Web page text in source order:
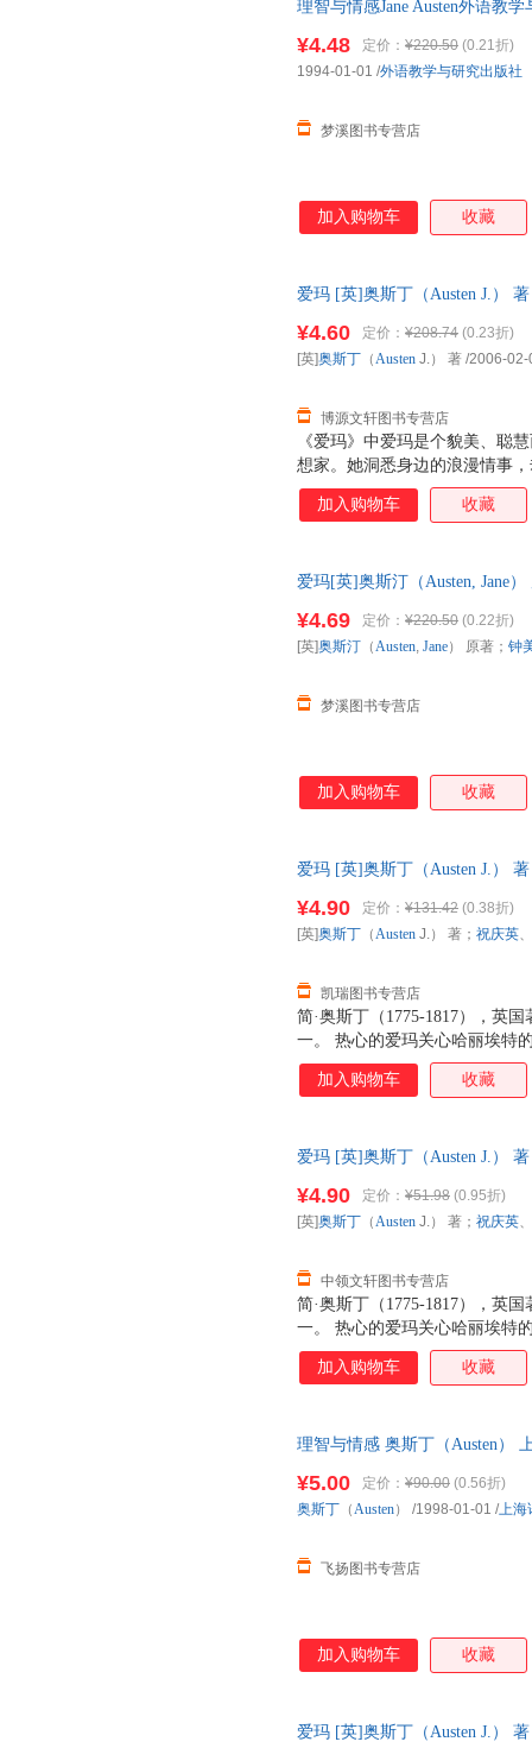
理智与情感Jane Austen外语教
¥4.48 定价： ¥220.50 (0.21折)
梦溪图书专营店
1994-01-01 /外语教学与研究出版社
加入购物车 收藏
爱玛 [英]奥斯丁（Austen J.）
《爱玛》中爱玛是个貌美、聪
想家。她洞悉身边的浪漫情事
自作主张为孤女哈丽雅特导演
爱上了地方官奈特利先生时
¥4.60 定价： ¥208.74 (0.23折)
博源文轩图书专营店
[英]奥斯丁 （Austen J.） 著 /2006-02-
加入购物车 收藏
爱玛[英]奥斯汀（Austen, Jane
¥4.69 定价： ¥220.50 (0.22折)
梦溪图书专营店
[英]奥斯汀 （Austen, Jane） 原著； 钟
加入购物车 收藏
爱玛 [英]奥斯丁（Austen J.）
简·奥斯丁（1775-1817），英
一。 热心的爱玛关心哈丽埃特
要她拒绝农夫马丁的求婚，并
奈特利比爱玛大十六岁，他始
爱玛才大吃一惊发觉自己心里
¥4.90 定价： ¥131.42 (0.38折)
凯瑞图书专营店
[英]奥斯丁 （Austen J.） 著； 祝庆英
加入购物车 收藏
爱玛 [英]奥斯丁（Austen J.）
简·奥斯丁（1775-1817），英
一。 热心的爱玛关心哈丽埃特
要她拒绝农夫马丁的求婚，并
奈特利比爱玛大十六岁，他始
爱玛才大吃一惊发觉自己心里
¥4.90 定价： ¥51.98 (0.95折)
中领文轩图书专营店
[英]奥斯丁 （Austen J.） 著； 祝庆英
加入购物车 收藏
理智与情感 奥斯丁（Austen）
¥5.00 定价： ¥90.00 (0.56折)
飞扬图书专营店
奥斯丁 （Austen） /1998-01-01 /上海
加入购物车 收藏
爱玛 [英]奥斯丁（Austen J.）